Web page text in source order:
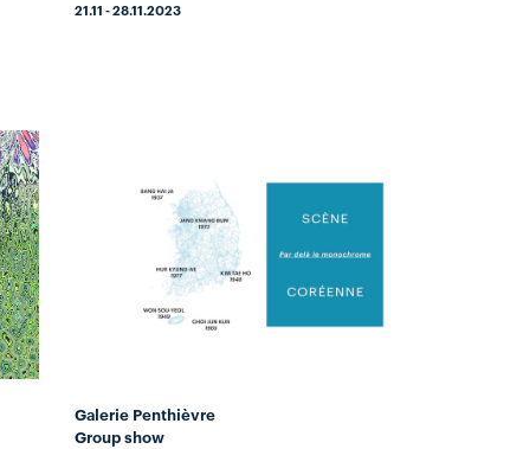
21.11 - 28.11.2023
Galerie Penthièvre
Group show